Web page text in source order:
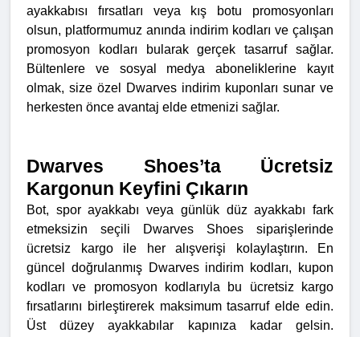
ayakkabısı fırsatları veya kış botu promosyonları
olsun, platformumuz anında indirim kodları ve çalışan
promosyon kodları bularak gerçek tasarruf sağlar.
Bültenlere ve sosyal medya aboneliklerine kayıt
olmak, size özel Dwarves indirim kuponları sunar ve
herkesten önce avantaj elde etmenizi sağlar.
Dwarves Shoes’ta Ücretsiz
Kargonun Keyfini Çıkarın
Bot, spor ayakkabı veya günlük düz ayakkabı fark
etmeksizin seçili Dwarves Shoes siparişlerinde
ücretsiz kargo ile her alışverişi kolaylaştırın. En
güncel doğrulanmış Dwarves indirim kodları, kupon
kodları ve promosyon kodlarıyla bu ücretsiz kargo
fırsatlarını birleştirerek maksimum tasarruf elde edin.
Üst düzey ayakkabılar kapınıza kadar gelsin.